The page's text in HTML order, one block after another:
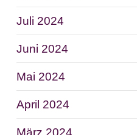
Juli 2024
Juni 2024
Mai 2024
April 2024
März 2024